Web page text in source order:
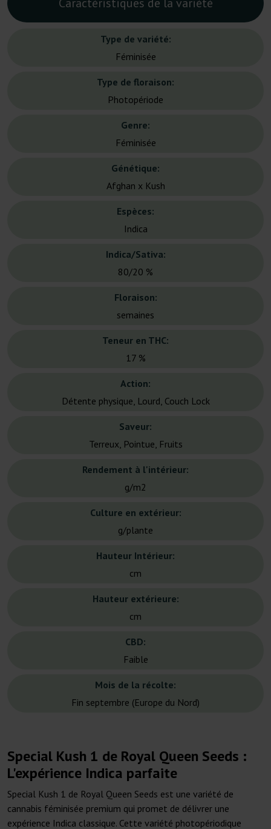
Type de variété:
Féminisée
Type de floraison:
Photopériode
Genre:
Féminisée
Génétique:
Afghan x Kush
Espèces:
Indica
Indica/Sativa:
80/20 %
Floraison:
semaines
Teneur en THC:
17 %
Action:
Détente physique, Lourd, Couch Lock
Saveur:
Terreux, Pointue, Fruits
Rendement à l'intérieur:
g/m2
Culture en extérieur:
g/plante
Hauteur Intérieur:
cm
Hauteur extérieure:
cm
CBD:
Faible
Mois de la récolte:
Fin septembre (Europe du Nord)
Special Kush 1 de Royal Queen Seeds :
L'expérience Indica parfaite
Special Kush 1 de Royal Queen Seeds est une variété de
cannabis féminisée premium qui promet de délivrer une
expérience Indica classique. Cette variété photopériodique